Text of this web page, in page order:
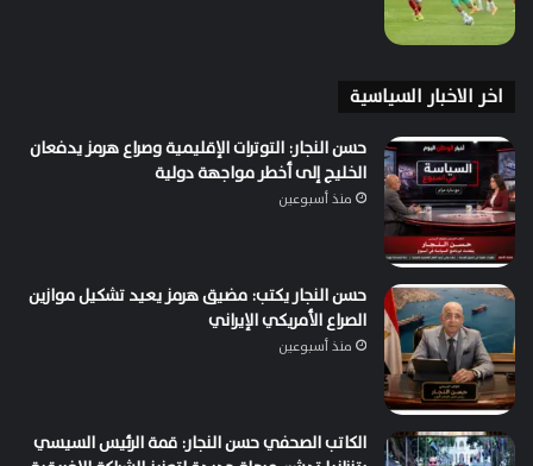
اخر الاخبار السياسية
حسن النجار: التوترات الإقليمية وصراع هرمز يدفعان
الخليج إلى أخطر مواجهة دولية
منذ أسبوعين
حسن النجار يكتب: مضيق هرمز يعيد تشكيل موازين
الصراع الأمريكي الإيراني
منذ أسبوعين
الكاتب الصحفي حسن النجار: قمة الرئيس السيسي